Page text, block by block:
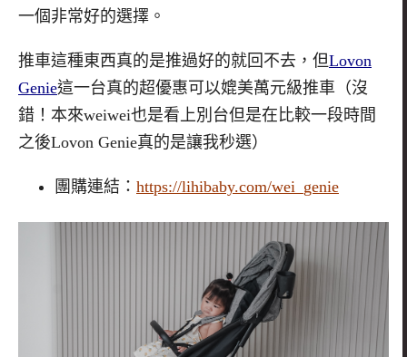
一個非常好的選擇。
推車這種東西真的是推過好的就回不去，但Lovon
Genie這一台真的超優惠可以媲美萬元級推車（沒
錯！本來weiwei也是看上別台但是在比較一段時間
之後Lovon Genie真的是讓我秒選）
團購連結： https://lihibaby.com/wei_genie